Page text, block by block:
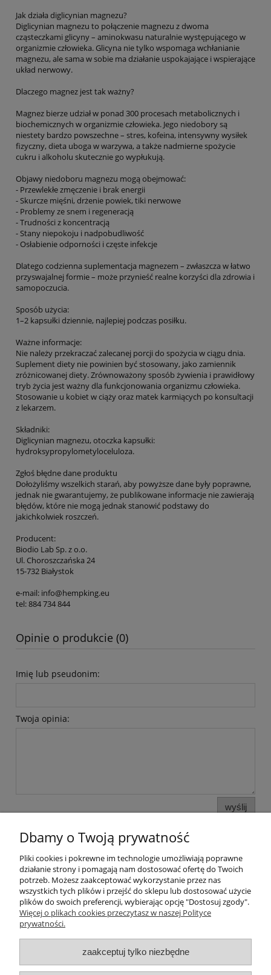
Jak działa diglicynian magnezu?
Diglicynian magnezu to połączenie magnezu z dwoma
cząsteczkami glicyny – aminokwasu naturalnie występującego w
organizmie człowieka. Glicyna nie tylko wspomaga wchłanianie
magnezu, ale sama w sobie ma działanie uspokajające i wspierające
układ nerwowy.
Dlaczego magnez jest tak ważny?
Magnez bierze udział w ponad 300 procesach metabolicznych i
biochemicznych w organizmie człowieka. Jego niedobory są
niestety bardzo powszechne – stres, kofeina, intensywny wysiłek
fizyczny, dieta uboga w warzywa, a także nadmierne spożycie
cukru i alkoholu skutecznie go wypłukują.
Objawy niedoboru magnezu mogą obejmować:
- Przewlekłe zmęczenie i brak energii
- Skurcze mięśni, drżenie powiek, tiki nerwowe
- Problemy ze snem i regeneracją
- Trudności z koncentracją
- Stany niepokoju i nadpobudliwość
- Osłabienie odporności i częste infekcje
Dlatego codzienna suplementacja magnezem – zwłaszcza w łatwo
przyswajalnej formie – może przynieść realne korzyści dla zdrowia i
samopoczucia.
Sposób użycia:
1–2 kapsułki dziennie, najlepiej podczas posiłku.
Ważne informacje:
Nie należy przekraczać zalecanej porcji do spożycia w ciągu dnia.
Suplement diety nie powinien być stosowany, jako zamiennik
zróżnicowanej diety. Zrównoważony sposób żywienia i prawidłowy
tryb życia jest ważny dla funkcjonowania organizmu człowieka.
Stosowanie u kobiet w ciąży oraz matek karmiących po konsultacji
z lekarzem.
Składniki:
Diglicynian magnezu, otoczka kapsułki:
hydroksypropylometyloceluloza.
Zgłoś błędne dane produktu
Dołożyliśmy wszelkich starań, aby powyższe dane były poprawne,
jednak nie gwarantujemy, że publikowane informacje nie zawierają
błędów, które nie mogą jednak stanowić podstawy do
jakichkolwiek roszczeń.
Producent:
Biodio Lab Sp. z o.o.
Ul. Choroszczańska 24
15-732 Białystok
e-mail: info@hempking.eu
tel: 884 734 844
Opinie o produkcie (0)
Imię lub pseudonim:
Twoja opinia:
wyślij
Pomoc
Moje konto
Informacje
Dbamy o Twoją prywatność
Pliki cookies i pokrewne im technologie umożliwiają poprawne
działanie strony i pomagają nam dostosować ofertę do Twoich
potrzeb. Możesz zaakceptować wykorzystanie przez nas
wszystkich tych plików i przejść do sklepu lub dostosować użycie
plików do swoich preferencji, wybierając opcję "Dostosuj zgody".
Więcej o plikach cookies przeczytasz w naszej Polityce
prywatności.
zaakceptuj tylko niezbędne